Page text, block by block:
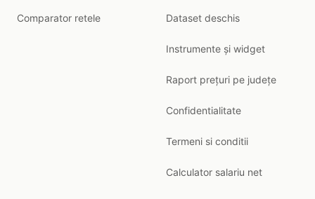
Comparator retele Dataset deschis
Instrumente și widget
Raport prețuri pe județe
Confidentialitate
Termeni si conditii
Calculator salariu net